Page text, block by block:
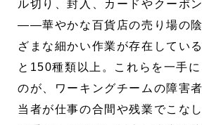
ル切り、封入、カードやクーポ
――華やかな百貨店の売り場の陰
ざまな細かい作業が存在してい
と150種類以上。これらを一手
のが、ワーキングチームの障害
当者が仕事の合間や残業でこな